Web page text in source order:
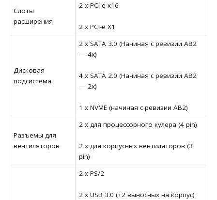
Слоты
расширения
2 x PCI-e x16
2 x PCI-e X1
Дисковая
подсистема
2 x SATA 3.0 (Начиная с ревизии AB2
— 4x)
4 x SATA 2.0 (Начиная с ревизии AB2
— 2x)
1 x NVME (начиная с ревизии AB2)
Разъемы для
вентиляторов
2 x для процессорного кулера (4 pin)
2 x для корпусных вентиляторов (3
pin)
2 x PS/2
2 x USB 3.0 (+2 выносных на корпус)